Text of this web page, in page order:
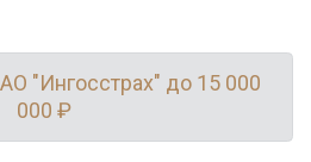
"Ингосстрах" до 15 000
000 ₽